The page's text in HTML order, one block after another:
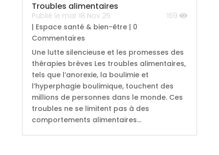
Troubles alimentaires
Publié le mar 18 Nov 25
169
| Espace santé & bien-être| 0
Commentaires
Une lutte silencieuse et les promesses des
thérapies brèves Les troubles alimentaires,
tels que l’anorexie, la boulimie et
l’hyperphagie boulimique, touchent des
millions de personnes dans le monde. Ces
troubles ne se limitent pas à des
comportements alimentaires...